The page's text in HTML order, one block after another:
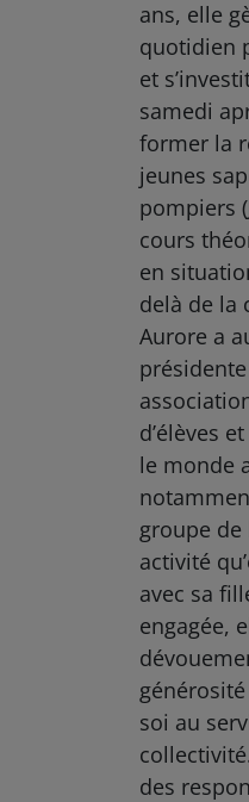
ans, elle
quotidien
et
samedi
former la
jeunes
pompiers
cours
en
delà de la
Aurore a
présidente
d’élèves
le monde
groupe de
activité
avec sa
engagée,
soi au
des